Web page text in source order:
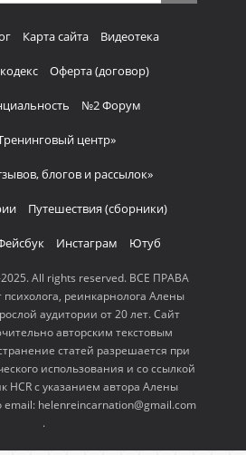
Карта сайта Видеотека
Оферта (договор)
№2 Форум
центр»
блогов и рассылок»
Путешествия (сборники)
Инстаграм Ютуб
All rights reserved. ВСЕ ПРАВА
реинкарнолога Алены
аудитории от 20 лет. Сайт
авторским текстовым
статей разрешается при
использования и со ссылкой
HCR с указанием автора Алены
helenreincarnation@gmail.com
.